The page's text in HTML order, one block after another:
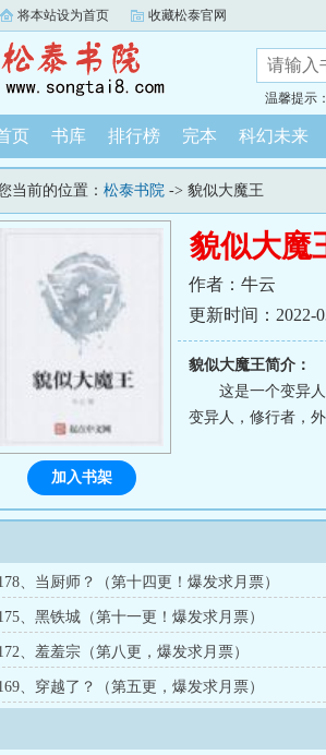
将本站设为首页 收藏松泰官网
温馨提示
页 书库 排行榜 完本 科幻未来
当前的位置： 松泰书院 -> 貌似大魔王
貌似大魔
作者：牛云
更新时间：2022-
貌似大魔王简介：
这是一个变异
变异人，修行者，
加入书架
、当厨师？（第十四更！爆发求月票）
、黑铁城（第十一更！爆发求月票）
、羞羞宗（第八更，爆发求月票）
、穿越了？（第五更，爆发求月票）